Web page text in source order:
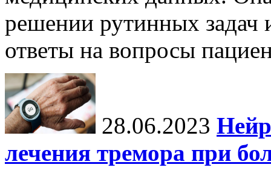
решении рутинных задач
ответы на вопросы
28.06.2023
лечения тремора при